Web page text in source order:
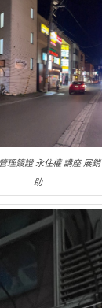
理簽證 永住權 講座 展
助